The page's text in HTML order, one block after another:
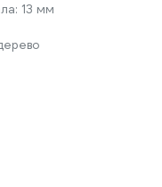
13 мм